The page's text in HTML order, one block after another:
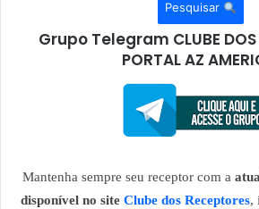
Pesquisar
Grupo Telegram CLUBE DOS
PORTAL AZ
Mantenha sempre seu receptor com a
disponível no site Clube dos Receptores,